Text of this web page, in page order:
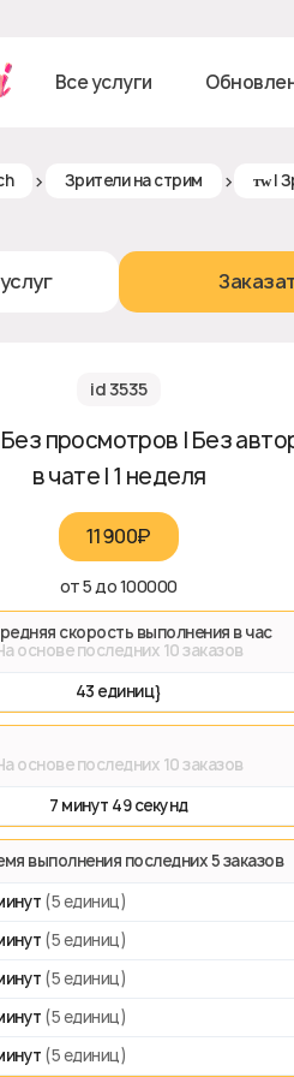
Все услуги
> Зрители на стрим > ᴛᴡ |
id 3535
Без просмотров | Без
в чате | 1 неделя
11900₽‎
от 5 до 100000
скорость выполнения в час
основе последних 10 заказов
43 единиц}
основе последних 10 заказов
7 минут 49 секунд
выполнения последних 5 заказов
(5 единиц)
(5 единиц)
(5 единиц)
(5 единиц)
(5 единиц)